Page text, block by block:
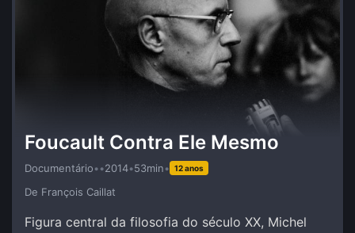
Foucault Contra Ele Mesmo
Documentário••2014•53min• 12 anos
De François Caillat
Figura central da filosofia do século XX, Michel